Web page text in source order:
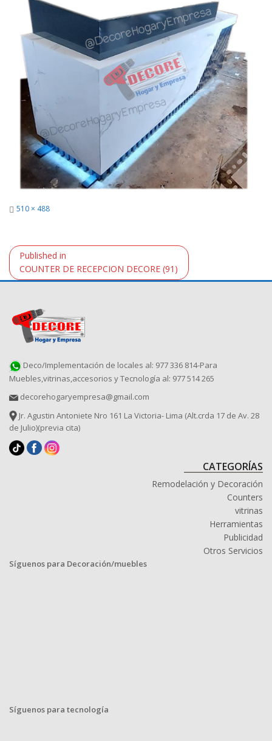
Full
510 × 488
Navegación
de
entradas
Published in
COUNTER DE RECEPCION DECORE (91)
Deco/Implementación de locales al: 977 336 814-Para
Muebles,vitrinas,accesorios y Tecnología al: 977 514 265
decorehogaryempresa@gmail.com
Jr. Agustin Antoniete Nro 161 La Victoria- Lima (Alt.crda 17 de Av. 28
de Julio)(previa cita)
CATEGORÍAS
Remodelación y Decoración
Counters
vitrinas
Herramientas
Publicidad
Otros Servicios
Síguenos para Decoración/muebles
Síguenos para tecnología